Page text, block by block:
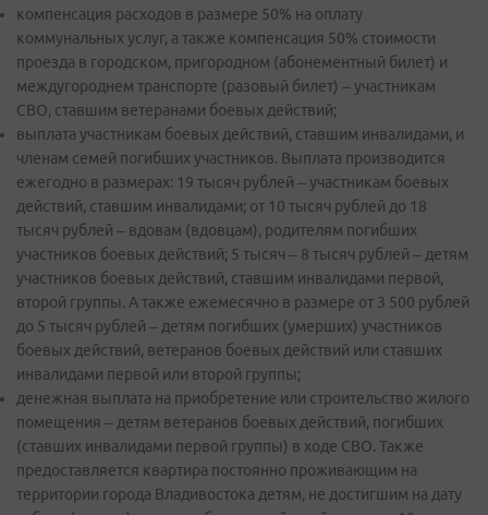
компенсация расходов в размере 50% на оплату
коммунальных услуг, а также компенсация 50% стоимости
проезда в городском, пригородном (абонементный билет) и
междугороднем транспорте (разовый билет) – участникам
СВО, ставшим ветеранами боевых действий;
выплата участникам боевых действий, ставшим инвалидами, и
членам семей погибших участников. Выплата производится
ежегодно в размерах: 19 тысяч рублей – участникам боевых
действий, ставшим инвалидами; от 10 тысяч рублей до 18
тысяч рублей – вдовам (вдовцам), родителям погибших
участников боевых действий; 5 тысяч – 8 тысяч рублей – детям
участников боевых действий, ставшим инвалидами первой,
второй группы. А также ежемесячно в размере от 3 500 рублей
до 5 тысяч рублей – детям погибших (умерших) участников
боевых действий, ветеранов боевых действий или ставших
инвалидами первой или второй группы;
денежная выплата на приобретение или строительство жилого
помещения – детям ветеранов боевых действий, погибших
(ставших инвалидами первой группы) в ходе СВО. Также
предоставляется квартира постоянно проживающим на
территории города Владивостока детям, не достигшим на дату